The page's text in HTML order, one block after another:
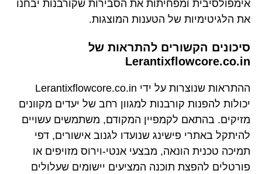
אימפולסיבית ומפחיתות את הסבירות שקורבנות יבחנו
את הלגיטימיות של הטענות המוצגות.
סיכונים הקשורים להתראות של
Lerantixflowcore.co.in
ההתראות שנוצרות על ידי Lerantixflowcore.co.in
יכולות להפנות קורבנות למגוון רחב של יעדים מקוונים
מזיקים. בהתאם לקמפיין המקודם, משתמשים עשויים
להיתקל באתרי פישינג שנועדו לגנוב אישורים, דפי
תמיכה טכנית הונאה, מבצעי אנטי-וירוס מזויפים או
פורטלים להפצת תוכנה המציעים יישומים שעלולים